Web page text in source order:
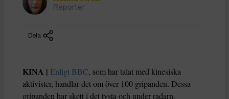
Reporter
Dela
KINA | Enligt BBC, som har talat med kinesiska
aktivister, handlar det om över 100 gripanden. Dessa
gripanden har skett i det tysta och under radarn.